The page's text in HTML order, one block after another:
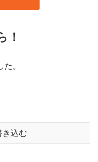
！
。
き込む